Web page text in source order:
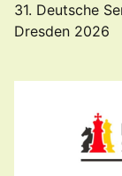
31. Deutsche
Dresden 2026